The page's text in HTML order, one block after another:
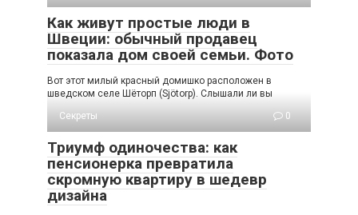
Как живут простые люди в
Швеции: обычный продавец
показала дом своей семьи. Фото
Вот этот милый красный домишко расположен в
шведском селе Шёторп (Sjötorp). Слышали ли вы
Секреты
0
Триумф одиночества: как
пенсионерка превратила
скромную квартиру в шедевр
дизайна